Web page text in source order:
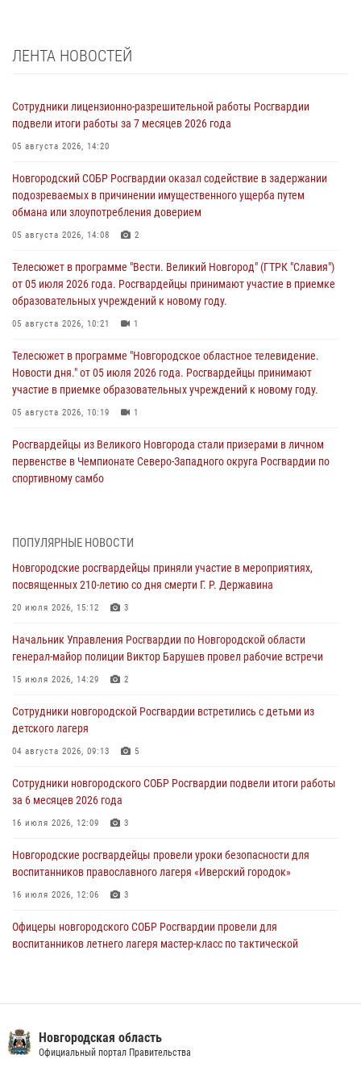
ЛЕНТА НОВОСТЕЙ
Сотрудники лицензионно-разрешительной работы Росгвардии
подвели итоги работы за 7 месяцев 2026 года
05 августа 2026, 14:20
Новгородский СОБР Росгвардии оказал содействие в задержании
подозреваемых в причинении имущественного ущерба путем
обмана или злоупотребления доверием
05 августа 2026, 14:08 2
Телесюжет в программе "Вести. Великий Новгород" (ГТРК "Славия")
от 05 июля 2026 года. Росгвардейцы принимают участие в приемке
образовательных учреждений к новому году.
05 августа 2026, 10:21 1
Телесюжет в программе "Новгородское областное телевидение.
Новости дня." от 05 июля 2026 года. Росгвардейцы принимают
участие в приемке образовательных учреждений к новому году.
05 августа 2026, 10:19 1
Росгвардейцы из Великого Новгорода стали призерами в личном
первенстве в Чемпионате Северо-Западного округа Росгвардии по
спортивному самбо
детского лагеря
04 августа 2026, 09:13 5
Новгородские росгвардейцы за неделю осуществили 203 выезда на
04 августа 2026, 09:12 1
Радиоэфир программы "Новости дня" на радио "Радио53" от 30
центре подготовки личного состава Росгвардии.
30 июля 2026, 16:00
разрешительной работы Росгвардии провели телефонную «горячую
линию»
30 июля 2026, 14:36 1
Новгородские росгвардейцы рассказали о службе детям из летнего
лагеря «Волынь»
30 июля 2026, 08:40 5
ПОПУЛЯРНЫЕ НОВОСТИ
Новгородские росгвардейцы приняли участие в мероприятиях,
посвященных 210-летию со дня смерти Г. Р. Державина
20 июля 2026, 15:12 3
Начальник Управления Росгвардии по Новгородской области
генерал-майор полиции Виктор Барушев провел рабочие встречи
15 июля 2026, 14:29 2
Сотрудники новгородской Росгвардии встретились с детьми из
детского лагеря
04 августа 2026, 09:13 5
Сотрудники новгородского СОБР Росгвардии подвели итоги работы
за 6 месяцев 2026 года
16 июля 2026, 12:09 3
Новгородские росгвардейцы провели уроки безопасности для
воспитанников православного лагеря «Иверский городок»
16 июля 2026, 12:06 3
Офицеры новгородского СОБР Росгвардии провели для
воспитанников летнего лагеря мастер-класс по тактической
подвел итоги служебной деятельности сотрудников
вневедомственной охраны за первое полугодие 2026 года
область
Правительства